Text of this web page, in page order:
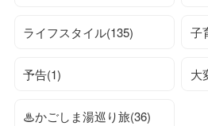
ライフスタイル(135) 子
予告(1) 大
♨かごしま湯巡り旅(36)